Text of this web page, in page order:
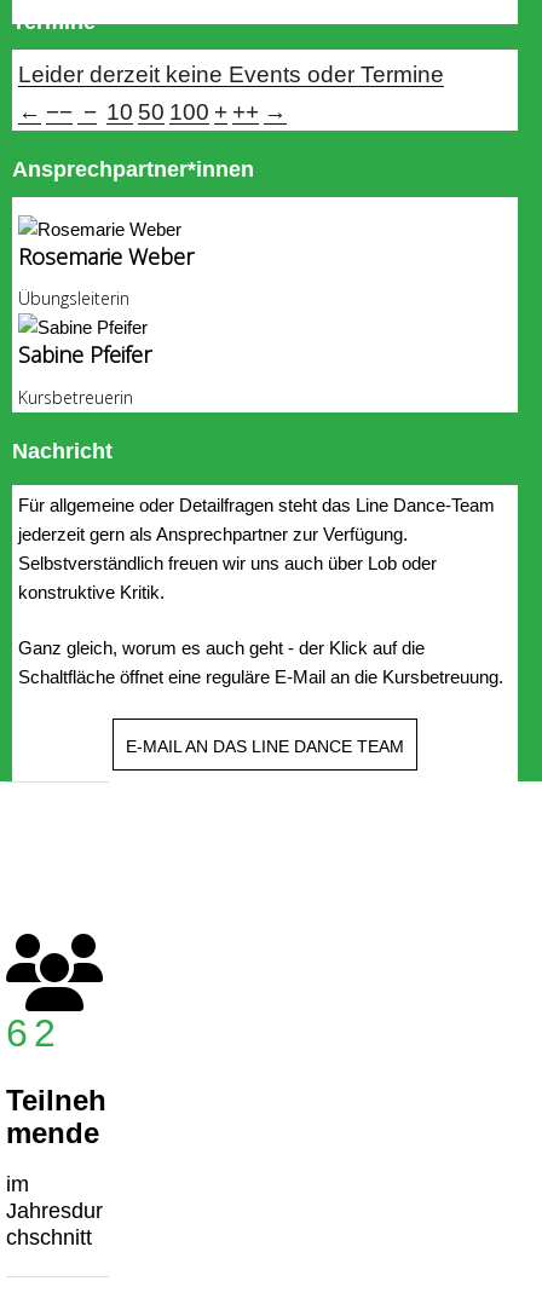
Termine
Leider derzeit keine Events oder Termine
← −− − 10 50 100 + ++ →
Ansprechpartner*innen
Rosemarie Weber
Übungsleiterin
Sabine Pfeifer
Kursbetreuerin
Nachricht
Für allgemeine oder Detailfragen steht das Line Dance-Team
jederzeit gern als Ansprechpartner zur Verfügung.
Selbstverständlich freuen wir uns auch über Lob oder
konstruktive Kritik.
Ganz gleich, worum es auch geht - der Klick auf die
Schaltfläche öffnet eine reguläre E-Mail an die Kursbetreuung.
E-MAIL AN DAS LINE DANCE TEAM
62
Teilneh
mende
im
Jahresdur
chschnitt